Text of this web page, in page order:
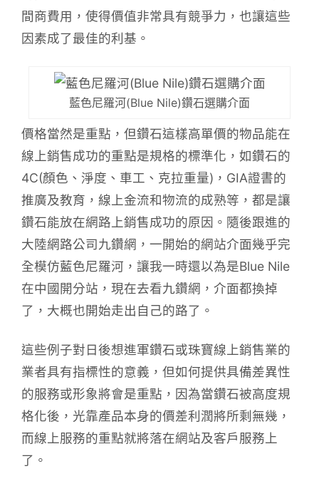
間商費用，使得價值非常具有競爭力，也讓這些
因素成了最佳的利基。
藍色尼羅河(Blue Nile)鑽石選購介面
價格當然是重點，但鑽石這樣高單價的物品能在
線上銷售成功的重點是規格的標準化，如鑽石的
4C(顏色、淨度、車工、克拉重量)，GIA證書的
推廣及教育，線上金流和物流的成熟等，都是讓
鑽石能放在網路上銷售成功的原因。隨後跟進的
大陸網路公司九鑽網，一開始的網站介面幾乎完
全模仿藍色尼羅河，讓我一時還以為是Blue Nile
在中國開分站，現在去看九鑽網，介面都換掉
了，大概也開始走出自己的路了。
這些例子對日後想進軍鑽石或珠寶線上銷售業的
業者具有指標性的意義，但如何提供具備差異性
的服務或形象將會是重點，因為當鑽石被高度規
格化後，光靠產品本身的價差利潤將所剩無幾，
而線上服務的重點就將落在網站及客戶服務上
了。